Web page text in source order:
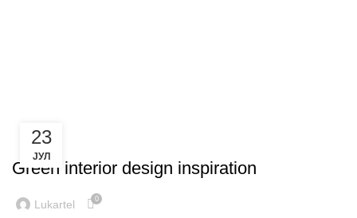
23
ЈУЛ
INSPIRATION
Green interior design inspiration
Lukartel 0